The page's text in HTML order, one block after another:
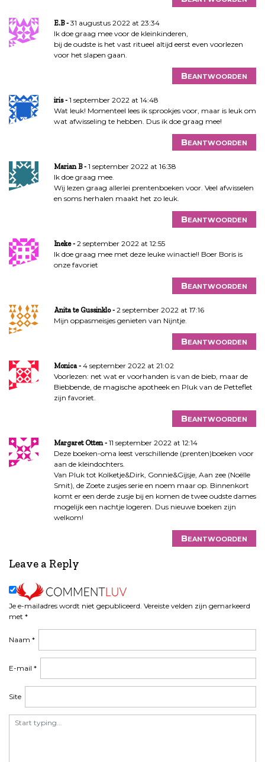
E.B
31 augustus 2022 at 23:34
Ik doe graag mee voor de kleinkinderen,
bij de oudste is het vast ritueel altijd eerst even voorlezen
voor het slapen gaan.
Beantwoorden
iris
1 september 2022 at 14:48
Wat leuk! Momenteel lees ik sprookjes voor, maar is leuk om
wat afwisseling te hebben. Dus ik doe graag mee!
Beantwoorden
Marian B
1 september 2022 at 16:38
Ik doe graag mee.
Wij lezen graag allerlei prentenboeken voor. Veel afwisselen
en soms herhalen maakt het zo leuk.
Beantwoorden
Ineke
2 september 2022 at 12:55
Ik doe graag mee met deze leuke winactie!! Boer Boris is
onze favoriet
Beantwoorden
Anita te Gussinklo
2 september 2022 at 17:16
Mijn oppasmeisjes genieten van Nijntje.
Beantwoorden
Monica
4 september 2022 at 21:02
Voorlezen: net wat er voorhanden is van de bieb, maar de
Biebbende, de magische apotheek en Pluk van de Petteflet
zijn favoriet.
Beantwoorden
Margaret Otten
11 september 2022 at 12:14
Deze boeken-oma leest verschillende (prenten)boeken voor
aan de kleindochters.
Van Pluk tot Kolketje&Dirk, Gonnie&Gijsje, Aan zee (Noëlle
Smit), de Zoete zusjes serie en noem maar op. Binnenkort
komt er een derde zusje bij en komen de twee oudste dames
mogelijk een nachtje logeren. Dus nieuwe boeken zijn
welkom!
Beantwoorden
Leave a Reply
Je e-mailadres wordt niet gepubliceerd. Vereiste velden zijn gemarkeerd
met *
Naam *
E-mail *
Site